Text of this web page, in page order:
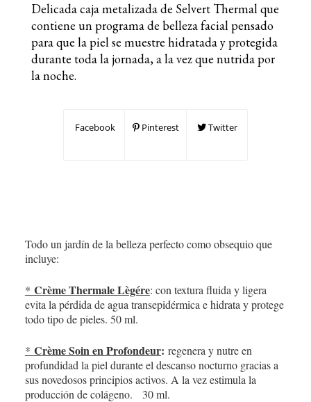
Delicada caja metalizada de Selvert Thermal que
contiene un programa de belleza facial pensado
para que la piel se muestre hidratada y protegida
durante toda la jornada, a la vez que nutrida por
la noche.
Facebook Pinterest Twitter
Todo un jardín de la belleza perfecto como obsequio que
incluye:
* Crème Thermale Lègére: con textura fluida y ligera
evita la pérdida de agua transepidérmica e hidrata y protege
todo tipo de pieles. 50 ml.
* Crème Soin en Profondeur: regenera y nutre en
profundidad la piel durante el descanso nocturno gracias a
sus novedosos principios activos. A la vez estimula la
producción de colágeno. 30 ml.